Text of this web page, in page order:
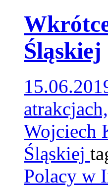
Śląskiej
Wojciech
Śląskiej
Polacy w